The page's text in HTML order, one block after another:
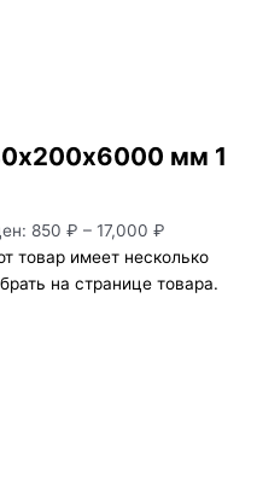
мм 1
850 ₽ – 17,000 ₽
товар имеет несколько
на странице товара.